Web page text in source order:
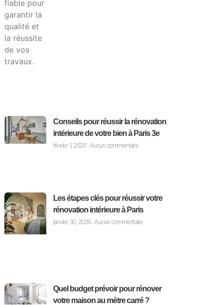
Conseils pour réussir la rénovation
intérieure de votre bien à Paris 3e
février 1, 2026 Aucun commentaire
Les étapes clés pour réussir votre
rénovation intérieure à Paris
janvier 30, 2026 Aucun commentaire
Quel budget prévoir pour rénover
votre maison au mètre carré ?